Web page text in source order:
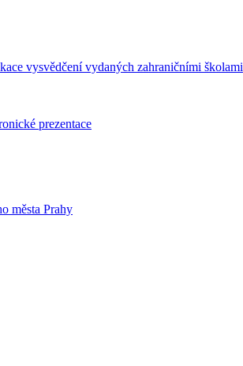
vysvědčení vydaných zahraničními školami
prezentace
města Prahy